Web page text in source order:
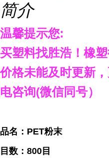
简介
温馨提示您:
买塑料找胜浩！橡
价格未能及时更新，
电咨询(微信同号）
品名： PET粉末
目数：800目